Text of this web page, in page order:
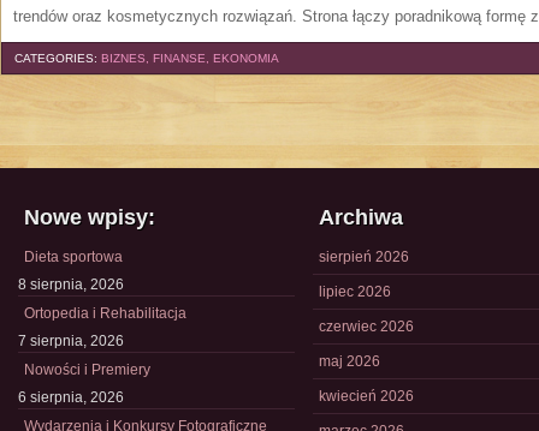
trendów oraz kosmetycznych rozwiązań. Strona łączy poradnikową formę z
CATEGORIES: BIZNES, FINANSE, EKONOMIA
Nowe wpisy:
Dieta sportowa
8 sierpnia, 2026
Ortopedia i Rehabilitacja
7 sierpnia, 2026
Nowości i Premiery
6 sierpnia, 2026
Wydarzenia i Konkursy Fotograficzne
Archiwa
sierpień 2026
lipiec 2026
czerwiec 2026
maj 2026
kwiecień 2026